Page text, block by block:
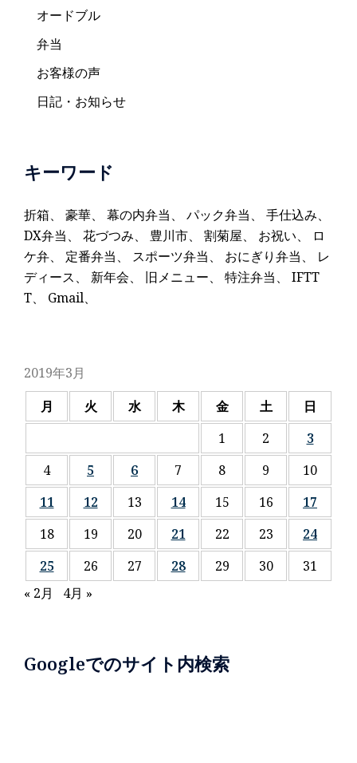
オードブル
弁当
お客様の声
日記・お知らせ
キーワード
折箱、 豪華、 幕の内弁当、 パック弁当、 手仕込み、
DX弁当、 花づつみ、 豊川市、 割菊屋、 お祝い、
ロ
ケ弁、 定番弁当、 スポーツ弁当、 おにぎり弁当、 レ
ディース、 新年会、 旧メニュー、 特注弁当、 IFTT
T、 Gmail、
2019年3月
月
火 水 木 金 土
日
1
2
3
4
5 6 7 8 9
10
11
12 13 14 15 16
17
18
19 20 21 22 23
24
25
26 27 28 29 30
31
« 2月
4月 »
Googleでのサイト内検索